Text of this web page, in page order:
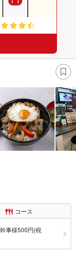
コース
事様500円(税